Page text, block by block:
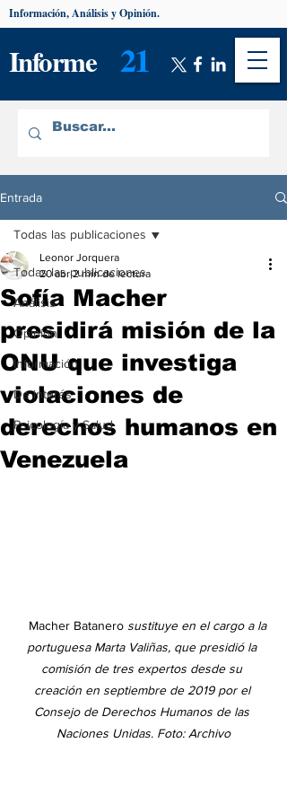
Informe 21
Información, Análisis y Opinión.
Entrada
Todas las publicaciones
Análisis
Opinión
Información
De interés
Psicología y Salud
Todas las publicaciones
Sofía Macher
presidirá misión de la
ONU que investiga
violaciones de
derechos humanos en
Venezuela
Leonor Jorquera
20 abr 2 min de lectura
Macher Batanero sustituye en el cargo a la
portuguesa Marta Valiñas, que presidió la
comisión de tres expertos desde su
creación en septiembre de 2019 por el
Consejo de Derechos Humanos de las
Naciones Unidas. Foto: Archivo